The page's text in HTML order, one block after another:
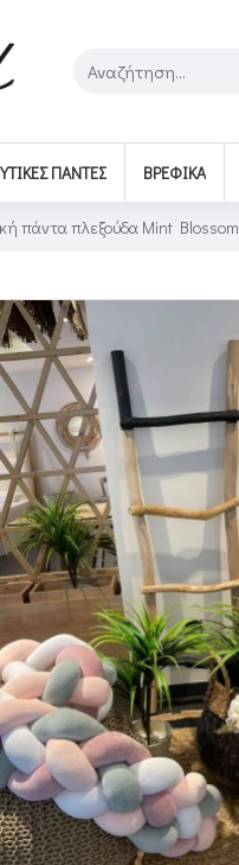
ΠΆΝΤΕΣ ΒΡΕΦΙΚΆ
πάντα πλεξούδα Mint Blossom